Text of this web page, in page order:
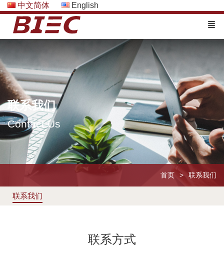
中文简体 English
联系我们
Contact Us
首页 联系我们
联系我们
联系方式